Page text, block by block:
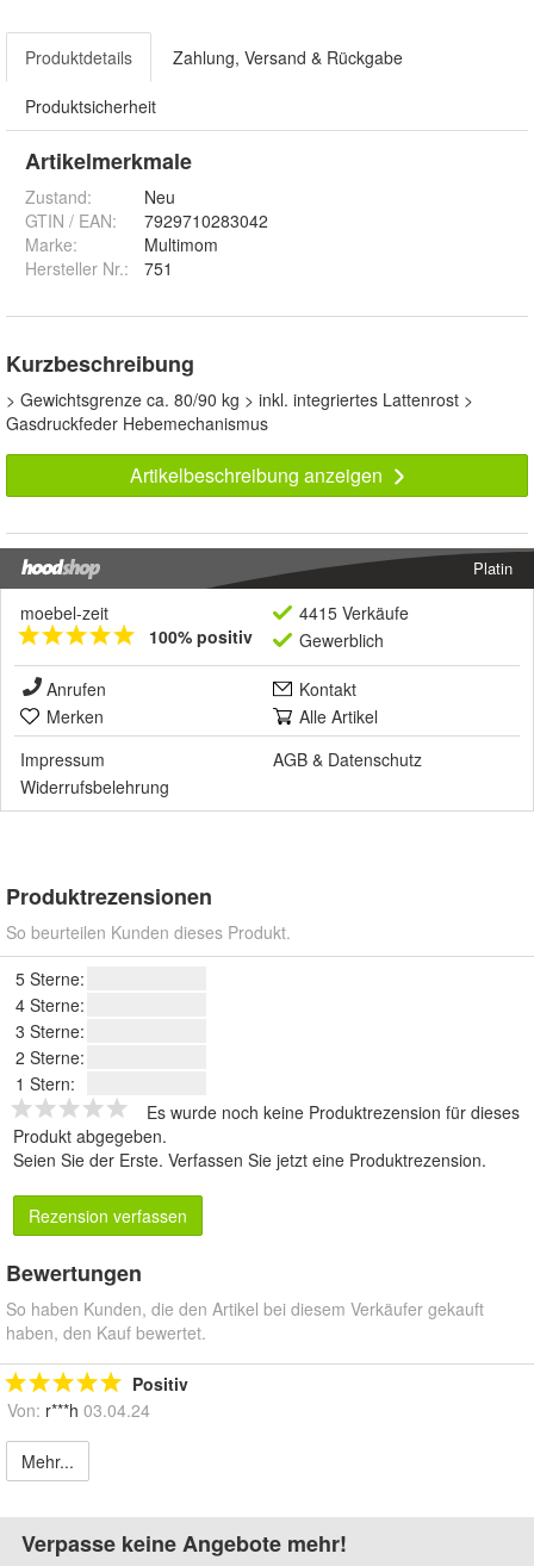
Produktdetails Zahlung, Versand & Rückgabe
Produktsicherheit
Artikelmerkmale
Zustand:
Neu
GTIN / EAN:
7929710283042
Marke:
Multimom
Hersteller Nr.:
751
Kurzbeschreibung
> Gewichtsgrenze ca. 80/90 kg > inkl. integriertes Lattenrost >
Gasdruckfeder Hebemechanismus
Artikelbeschreibung anzeigen
Platin
moebel-zeit
100% positiv
4415 Verkäufe
Gewerblich
Anrufen
Kontakt
Merken
Alle Artikel
Impressum
AGB & Datenschutz
Widerrufsbelehrung
Produktrezensionen
So beurteilen Kunden dieses Produkt.
5 Sterne:
4 Sterne:
3 Sterne:
2 Sterne:
1 Stern:
Es wurde noch keine Produktrezension für dieses
Produkt abgegeben.
Seien Sie der Erste. Verfassen Sie jetzt eine Produktrezension.
Rezension verfassen
Bewertungen
So haben Kunden, die den Artikel bei diesem Verkäufer gekauft
haben, den Kauf bewertet.
Positiv
Von: r***h 03.04.24
Mehr...
Verpasse keine Angebote mehr!